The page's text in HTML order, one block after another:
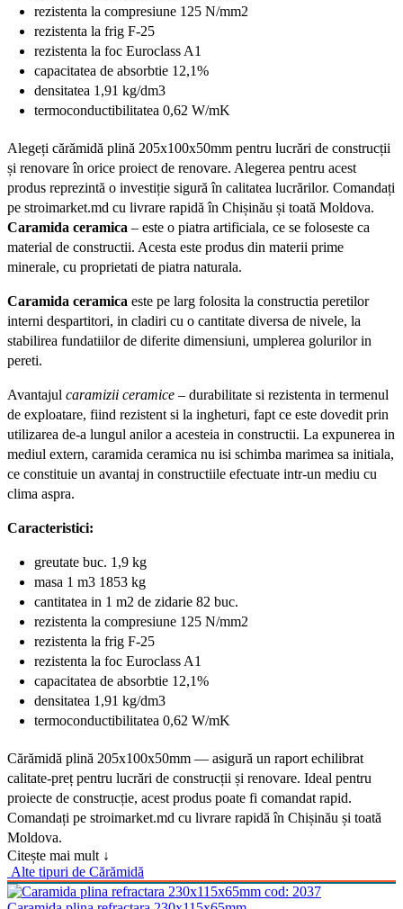
rezistenta la compresiune 125 N/mm2
rezistenta la frig F-25
rezistenta la foc Euroclass A1
capacitatea de absorbtie 12,1%
densitatea 1,91 kg/dm3
termoconductibilitatea 0,62 W/mK
Alegeți cărămidă plină 205x100x50mm pentru lucrări de construcții
și renovare în orice proiect de renovare. Alegerea pentru acest
produs reprezintă o investiție sigură în calitatea lucrărilor. Comandați
pe stroimarket.md cu livrare rapidă în Chișinău și toată Moldova.
Caramida ceramica – este o piatra artificiala, ce se foloseste ca
material de constructii. Acesta este produs din materii prime
minerale, cu proprietati de piatra naturala.
Caramida ceramica este pe larg folosita la constructia peretilor
interni despartitori, in cladiri cu o cantitate diversa de nivele, la
stabilirea fundatiilor de diferite dimensiuni, umplerea golurilor in
pereti.
Avantajul caramizii ceramice – durabilitate si rezistenta in termenul
de exploatare, fiind rezistent si la ingheturi, fapt ce este dovedit prin
utilizarea de-a lungul anilor a acesteia in constructii. La expunerea in
mediul extern, caramida ceramica nu isi schimba marimea sa initiala,
ce constituie un avantaj in constructiile efectuate intr-un mediu cu
clima aspra.
Caracteristici:
greutate buc. 1,9 kg
masa 1 m3 1853 kg
cantitatea in 1 m2 de zidarie 82 buc.
rezistenta la compresiune 125 N/mm2
rezistenta la frig F-25
rezistenta la foc Euroclass A1
capacitatea de absorbtie 12,1%
densitatea 1,91 kg/dm3
termoconductibilitatea 0,62 W/mK
Cărămidă plină 205x100x50mm — asigură un raport echilibrat
calitate-preț pentru lucrări de construcții și renovare. Ideal pentru
proiecte de construcție, acest produs poate fi comandat rapid.
Comandați pe stroimarket.md cu livrare rapidă în Chișinău și toată
Moldova.
Citește mai mult ↓
Alte tipuri de Cărămidă
cod: 2037